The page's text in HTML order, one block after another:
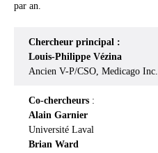
par an.
Chercheur principal :
Louis-Philippe Vézina
Ancien V-P/CSO, Medicago Inc.
Co-chercheurs :
Alain Garnier
Université Laval
Brian Ward